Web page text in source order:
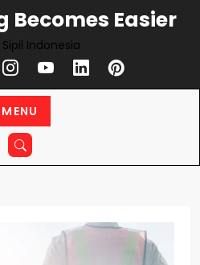
Becomes Easier
Sipil Indonesia
MENU